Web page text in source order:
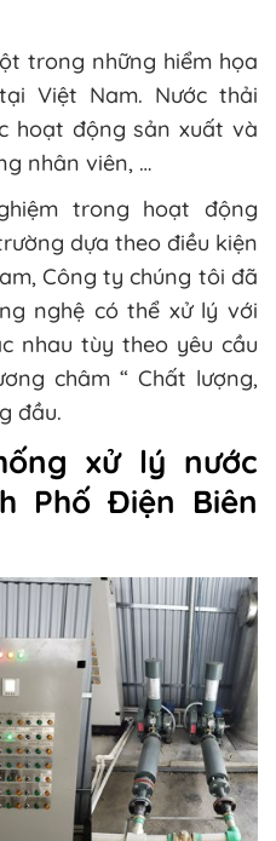
trong những hiểm họa
Việt Nam. Nước thải
hoạt động sản xuất và
nhân viên, …
trong hoạt động
dựa theo điều kiện
Công ty chúng tôi đã
nghệ có thể xử lý với
nhau tùy theo yêu cầu
châm “ Chất lượng,
đầu.
xử lý nước
Phố Điện Biên